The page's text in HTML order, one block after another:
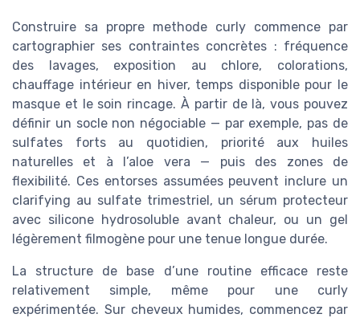
Construire sa propre methode curly commence par
cartographier ses contraintes concrètes : fréquence
des lavages, exposition au chlore, colorations,
chauffage intérieur en hiver, temps disponible pour le
masque et le soin rincage. À partir de là, vous pouvez
définir un socle non négociable — par exemple, pas de
sulfates forts au quotidien, priorité aux huiles
naturelles et à l’aloe vera — puis des zones de
flexibilité. Ces entorses assumées peuvent inclure un
clarifying au sulfate trimestriel, un sérum protecteur
avec silicone hydrosoluble avant chaleur, ou un gel
légèrement filmogène pour une tenue longue durée.
La structure de base d’une routine efficace reste
relativement simple, même pour une curly
expérimentée. Sur cheveux humides, commencez par